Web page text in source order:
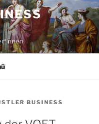
BUSINESS